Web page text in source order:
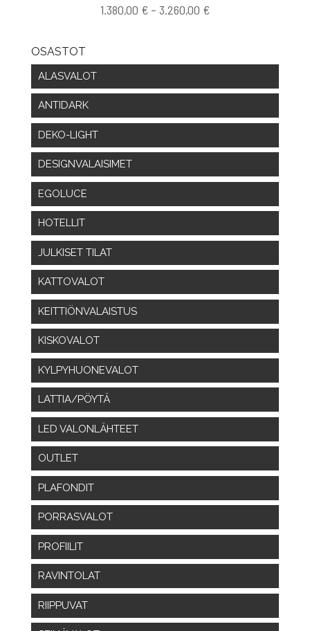
1.380,00 € – 3.260,00 €Hintaluokka:
OSASTOT
ALASVALOT
ANTIDARK
DEKO-LIGHT
DESIGNVALAISIMET
EGOLUCE
HOTELLIT
JULKISET TILAT
KATTOVALOT
KEITTIÖNVALAISTUS
KISKOVALOT
KYLPYHUONEVALOT
LATTIA/PÖYTÄ
LED VALONLÄHTEET
OUTLET
PLAFONDIT
PORRASVALOT
PROFIILIT
RAVINTOLAT
RIIPPUVAT